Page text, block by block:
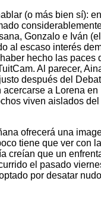
(o más bien sí):
Gonzalo e Iván
al escaso interés
hecho las paces
Al parecer,
después del
a Lorena
viven aislados
ofrecerá una
tiene que ver con
creían que un
el pasado
por desatar